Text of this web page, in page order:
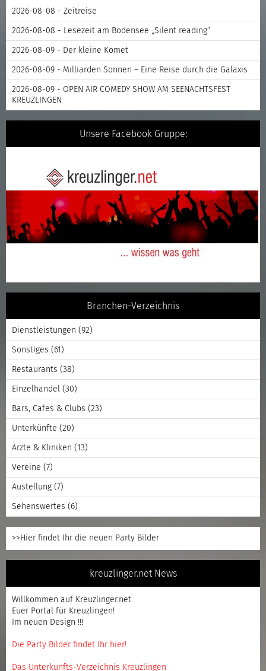
2026-08-08 - Zeitreise
2026-08-08 - Lesezeit am Bodensee „Silent reading“
2026-08-09 - Der kleine Komet
2026-08-09 - Milliarden Sonnen – Eine Reise durch die Galaxis
2026-08-09 - OPEN AIR COMEDY SHOW AM SEENACHTSFEST
KREUZLINGEN
Unsere Facebook Gruppe:
Branchen-Verzeichnis
Dienstleistungen (92)
Sonstiges (61)
Restaurants (38)
Einzelhandel (30)
Bars, Cafes & Clubs (23)
Unterkünfte (20)
Ärzte & Kliniken (13)
Vereine (7)
Austellung (7)
Sehenswertes (6)
>>Hier findet Ihr die neuen Party Bilder
kreuzlinger.net News
Willkommen auf Kreuzlinger.net
Euer Portal für Kreuzlingen!
Im neuen Design !!!
Die Party Bilder findet Ihr hier!
Das Unterkunfts-Verzeichnis Kreuzlingen